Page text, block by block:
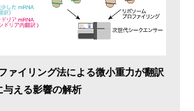
ァイリング法による微小重力が翻訳
与える影響の解析